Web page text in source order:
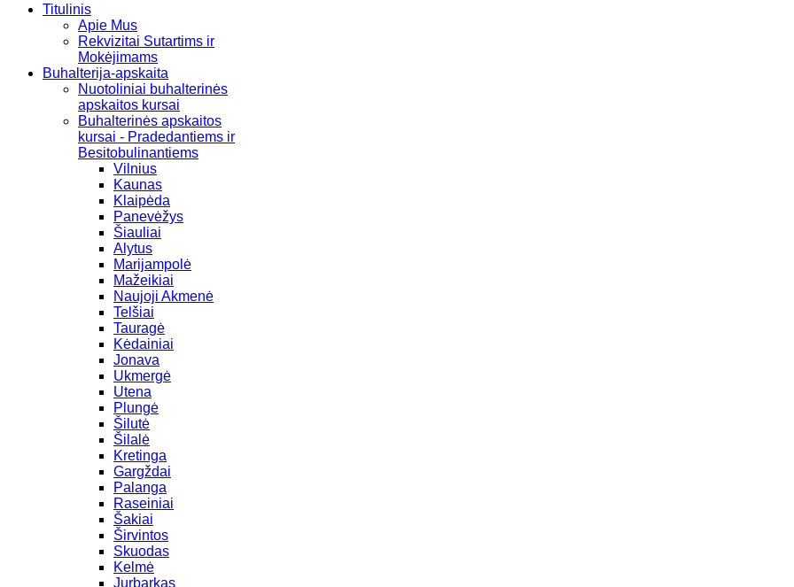
Titulinis
Apie Mus
Rekvizitai Sutartims ir
Mokėjimams
Buhalterija-apskaita
Nuotoliniai buhalterinės
apskaitos kursai
Buhalterinės apskaitos
kursai - Pradedantiems ir
Besitobulinantiems
Vilnius
Kaunas
Klaipėda
Panevėžys
Šiauliai
Alytus
Marijampolė
Mažeikiai
Naujoji Akmenė
Telšiai
Tauragė
Kėdainiai
Jonava
Ukmergė
Utena
Plungė
Šilutė
Šilalė
Kretinga
Gargždai
Palanga
Raseiniai
Šakiai
Širvintos
Skuodas
Kelmė
Jurbarkas